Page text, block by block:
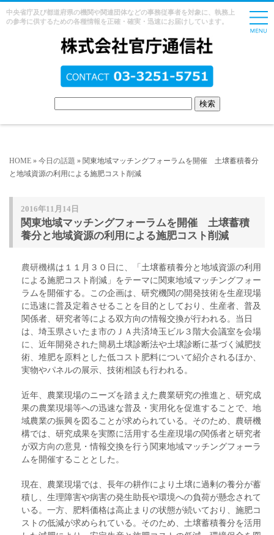
中央省庁及び都道府県の機関や関連団体などの事務従事者を対象に、執務上
の参考に供するための各種情報を正確・確実・迅速にお届けしています。
HOME » 今日の話題 » 関東地域マッチングフォーラムを開催 土壌蓄積養分
と地域資源の利用による施肥コスト削減
2016年11月14日
関東地域マッチングフォーラムを開催 土壌蓄積
養分と地域資源の利用による施肥コスト削減
農研機構は１１月３０日に、「土壌蓄積養分と地域資源の利用
による施肥コスト削減」をテーマに関東地域マッチングフォー
ラムを開催する。この企画は、研究機関の開発技術を生産現場
に迅速に普及定着させることを目的としており、生産者、普及
関係者、研究者等による双方向の情報交換が行われる。当日
は、埼玉県さいたま市のＪＡ共済埼玉ビル３階大会議室を会場
に、近年開発された簡易土壌診断法や土壌診断に基づく減肥技
術、堆肥を原料とした低コスト肥料について紹介されるほか、
実物やパネルの展示、技術相談も行われる。
近年、農業現場のニーズを踏まえた農業研究の推進と、研究成
果の農業現場等への迅速な普及・実用化を促進することで、地
域農業の振興を図ることが求められている。そのため、農研機
構では、研究成果を実際に活用する生産現場の関係者と研究者
が双方向の意見・情報交換を行う関東地域マッチングフォーラ
ムを開催することとした。
現在、農業現場では、長年の耕作により土壌に過剰の養分が蓄
積し、生理障害や病害の発生助長や環境への負荷が懸念されて
いる。一方、肥料価格は高止まりの状態が続いており、施肥コ
ストの低減が求められている。そのため、土壌蓄積養分を活用